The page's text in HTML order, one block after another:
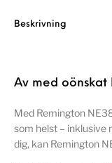
Beskrivning
Av med oönskat
Med Remington
som helst – inklusive
dig, kan Remington